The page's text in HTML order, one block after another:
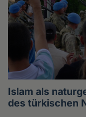
Islam als
des türkischen